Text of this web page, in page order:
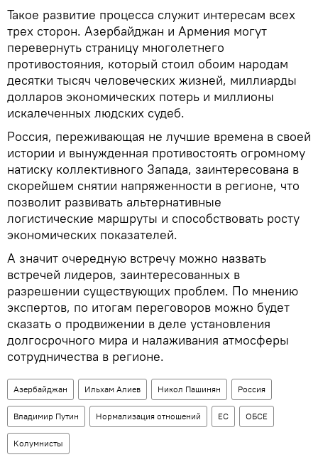
Такое развитие процесса служит интересам всех
трех сторон. Азербайджан и Армения могут
перевернуть страницу многолетнего
противостояния, который стоил обоим народам
десятки тысяч человеческих жизней, миллиарды
долларов экономических потерь и миллионы
искалеченных людских судеб.
Россия, переживающая не лучшие времена в своей
истории и вынужденная противостоять огромному
натиску коллективного Запада, заинтересована в
скорейшем снятии напряженности в регионе, что
позволит развивать альтернативные
логистические маршруты и способствовать росту
экономических показателей.
А значит очередную встречу можно назвать
встречей лидеров, заинтересованных в
разрешении существующих проблем. По мнению
экспертов, по итогам переговоров можно будет
сказать о продвижении в деле установления
долгосрочного мира и налаживания атмосферы
сотрудничества в регионе.
Азербайджан Ильхам Алиев Никол Пашинян Россия
Владимир Путин Нормализация отношений ЕС ОБСЕ
Колумнисты